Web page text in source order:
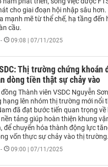
cho giai đoạn hội nhập sâu
mạnh mẽ từ thể chế, hạ tầng đến
cầu.
- 09:08 | 07/11/2025
Thị trường chứng khoán
dòng tiền thật sự chảy vào
Thành viên VSDC Nguyễn
hạng lên nhóm thị trường mới nổi
đã đạt bước tiến quan trọng về
tảng giúp hoàn thiện khung
để chuyển hóa thành động lực
vốn thực sự chảy vào thị trường.
- 09:00 | 07/11/2025